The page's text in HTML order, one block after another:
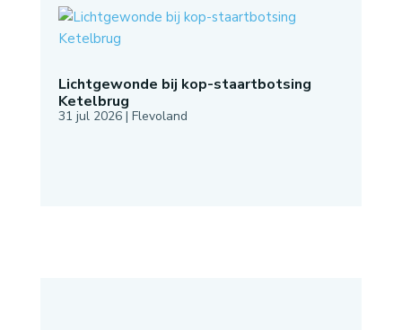
Lichtgewonde bij kop-staartbotsing
Ketelbrug
31 jul 2026| Flevoland